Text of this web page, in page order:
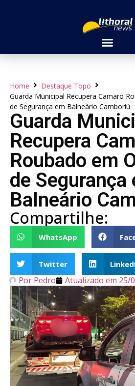
Home
Destaque Topo
Guarda Municipal Recupera Camaro
de Segurança em Balneário Camboriú
Guarda
Recupera
Roubado em
de Segurança
Balneário
Compartilhe:
WhatsApp
Twitter
Por Pedro Atualizado em 25/